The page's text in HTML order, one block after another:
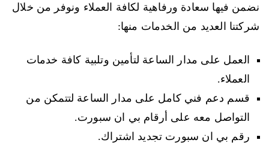
نضمن فيها سعادة ورفاهية لكافة العملاء ونوفر من خلال
شركتنا العديد من الخدمات منها:
العمل على مدار الساعة لتأمين وتلبية كافة خدمات
العملاء.
قسم دعم فني كامل على مدار الساعة لتتمكن من
التواصل معه على أرقام بي ان سبورت.
رقم بي ان سبورت تجديد اشتراك.